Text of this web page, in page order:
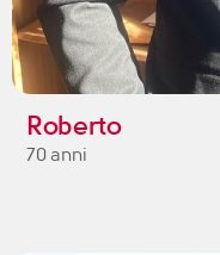
Roberto
70 anni